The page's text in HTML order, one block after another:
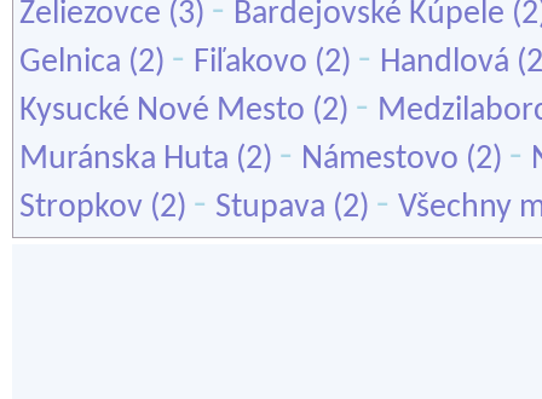
Želiezovce (3) - Bardejovské Kúpele
Gelnica (2) - Fiľakovo (2) - Handlová
Kysucké Nové Mesto (2) -
Muránska Huta (2) - Námestovo (2) -
Stropkov (2) - Stupava (2) - Všechny